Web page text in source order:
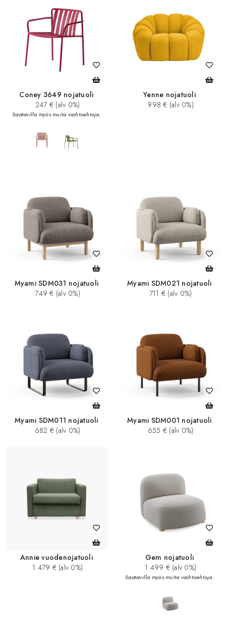
Coney 3649 nojatuoli
247 € (alv 0%)
Saatavilla myös muita vaihtoehtoja.
Yenne nojatuoli
998 € (alv 0%)
Myami SDM031 nojatuoli
749 € (alv 0%)
Myami SDM021 nojatuoli
711 € (alv 0%)
Myami SDM011 nojatuoli
682 € (alv 0%)
Myami SDM001 nojatuoli
655 € (alv 0%)
Annie vuodenojatuoli
1 479 € (alv 0%)
Gem nojatuoli
1 499 € (alv 0%)
Saatavilla myös muita vaihtoehtoja.